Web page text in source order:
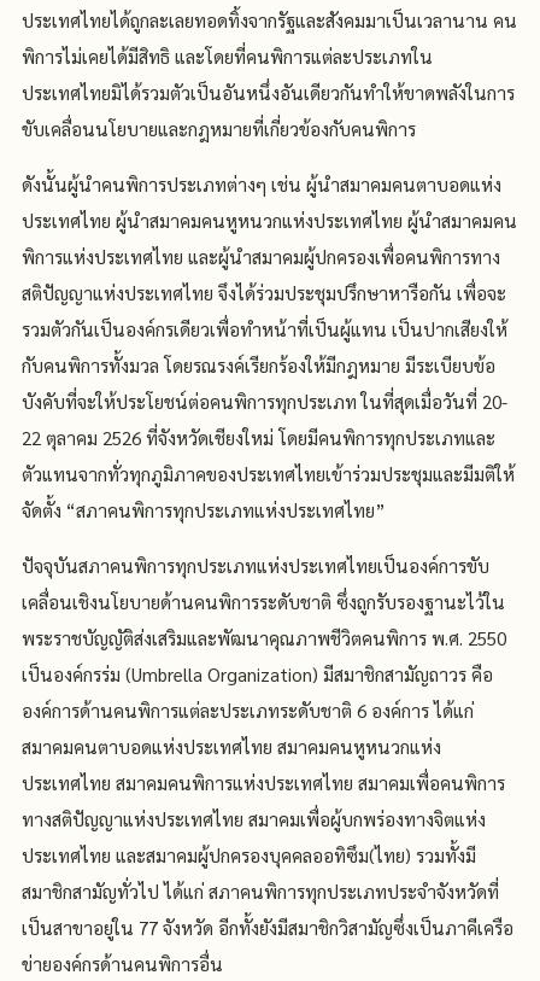
ประเทศไทยได้ถูกละเลยทอดทิ้งจากรัฐและสังคมมาเป็นเวลานาน คน
พิการไม่เคยได้มีสิทธิ และโดยที่คนพิการแต่ละประเภทใน
ประเทศไทยมิได้รวมตัวเป็นอันหนึ่งอันเดียวกันทำให้ขาดพลังในการ
ขับเคลื่อนนโยบายและกฎหมายที่เกี่ยวข้องกับคนพิการ
ดังนั้นผู้นำคนพิการประเภทต่างๆ เช่น ผู้นำสมาคมคนตาบอดแห่ง
ประเทศไทย ผู้นำสมาคมคนหูหนวกแห่งประเทศไทย ผู้นำสมาคมคน
พิการแห่งประเทศไทย และผู้นำสมาคมผู้ปกครองเพื่อคนพิการทาง
สติปัญญาแห่งประเทศไทย จึงได้ร่วมประชุมปรึกษาหารือกัน เพื่อจะ
รวมตัวกันเป็นองค์กรเดียวเพื่อทำหน้าที่เป็นผู้แทน เป็นปากเสียงให้
กับคนพิการทั้งมวล โดยรณรงค์เรียกร้องให้มีกฎหมาย มีระเบียบข้อ
บังคับที่จะให้ประโยชน์ต่อคนพิการทุกประเภท ในที่สุดเมื่อวันที่ 20-
22 ตุลาคม 2526 ที่จังหวัดเชียงใหม่ โดยมีคนพิการทุกประเภทและ
ตัวแทนจากทั่วทุกภูมิภาคของประเทศไทยเข้าร่วมประชุมและมีมติให้
จัดตั้ง “สภาคนพิการทุกประเภทแห่งประเทศไทย”
ปัจจุบันสภาคนพิการทุกประเภทแห่งประเทศไทยเป็นองค์การขับ
เคลื่อนเชิงนโยบายด้านคนพิการระดับชาติ ซึ่งถูกรับรองฐานะไว้ใน
พระราชบัญญัติส่งเสริมและพัฒนาคุณภาพชีวิตคนพิการ พ.ศ. 2550
เป็นองค์กรร่ม (Umbrella Organization) มีสมาชิกสามัญถาวร คือ
องค์การด้านคนพิการแต่ละประเภทระดับชาติ 6 องค์การ ได้แก่
สมาคมคนตาบอดแห่งประเทศไทย สมาคมคนหูหนวกแห่ง
ประเทศไทย สมาคมคนพิการแห่งประเทศไทย สมาคมเพื่อคนพิการ
ทางสติปัญญาแห่งประเทศไทย สมาคมเพื่อผู้บกพร่องทางจิตแห่ง
ประเทศไทย และสมาคมผู้ปกครองบุคคลออทิซึม(ไทย) รวมทั้งมี
สมาชิกสามัญทั่วไป ได้แก่ สภาคนพิการทุกประเภทประจำจังหวัดที่
เป็นสาขาอยู่ใน 77 จังหวัด อีกทั้งยังมีสมาชิกวิสามัญซึ่งเป็นภาคีเครือ
ข่ายองค์กรด้านคนพิการอื่น